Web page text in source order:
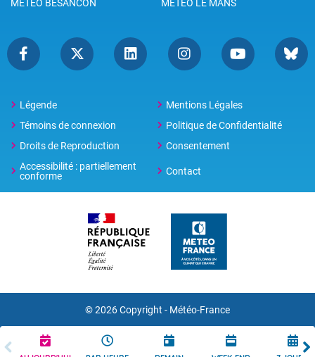
METEO BESANCON
METEO LE MANS
Légende
Mentions Légales
Témoins de connexion
Politique de Confidentialité
Droits de Reproduction
Consentement
Accessibilité : partiellement
conforme
Contact
© 2026 Copyright - Météo-France